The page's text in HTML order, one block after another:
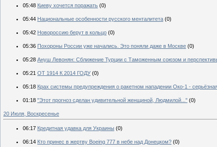
05:48 Киеву хочется поражать (0)
05:44 Национальные особенности русского менталитета (0)
05:42 Новороссию берут в кольцо (0)
05:36 Похороны России уже начались. Это поняли даже в Москве (0)
05:28 Ануш Левонян: Сближение Турции с Таможенным союзом и
05:21 ОТ 1914 К 2014 ГОДУ (0)
05:18 Крах системы предупреждения о ракетном нападении Око-1 -
01:18 "Этот прогноз сделан удивительной женщиной, Людмилой..." (0)
20 Июля, Воскресенье
06:17 Кредитная удавка для Украины (0)
06:14 Кто принес в жертву Boeing 777 в небе над Донецком? (0)